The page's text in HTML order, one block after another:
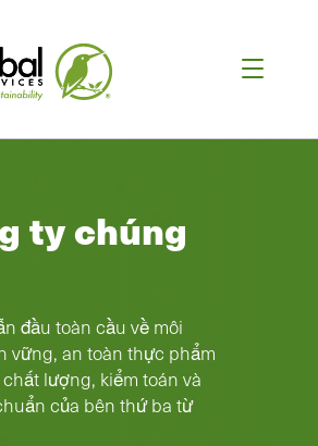
ty chúng
đầu toàn cầu về môi
vững, an toàn thực phẩm
lượng, kiểm toán và
của bên thứ ba từ